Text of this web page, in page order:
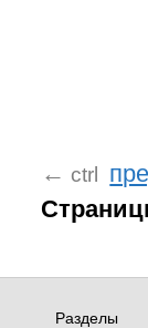
← ctrl
Разделы